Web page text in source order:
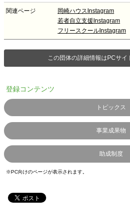
関連ページ
岡崎ハウスInstagram
若者自立支援Instagram
フリースクールInstagram
この団体の詳細情報はPCサイ
登録コンテンツ
トピックス
事業成果物
助成制度
※PC向けのページが表示されます。